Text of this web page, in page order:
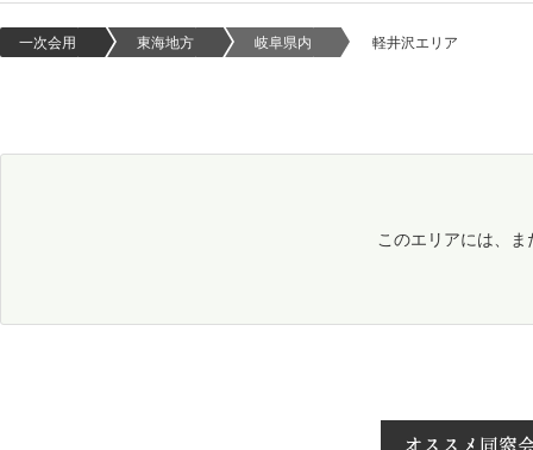
一次会用 東海地方 岐阜県内 軽井沢エリア
このエリアには、